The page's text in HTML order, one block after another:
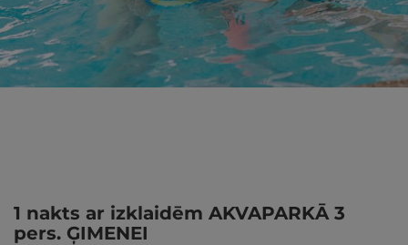
PĒRKU
1 nakts ar izklaidēm AKVAPARKĀ 3
pers. ĢIMENEI